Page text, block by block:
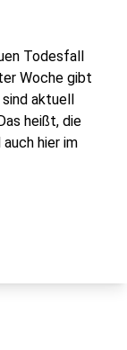
Todesfall
Woche gibt
aktuell
heißt, die
hier im